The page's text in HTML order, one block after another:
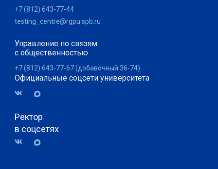
+7 (812) 643-77-44
testing_centre@rgpu.spb.ru
Управление по связям
с общественностью
+7 (812) 643-77-67 (добавочный 36-74)
Официальные соцсети университета
Ректор
в соцсетях